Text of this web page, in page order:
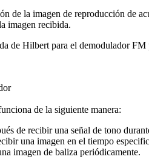
de la imagen de reproducción de
imagen recibida.
de Hilbert para el demodulador
de la siguiente manera:
de recibir una señal de tono
una imagen en el tiempo
imagen de baliza periódicamente.